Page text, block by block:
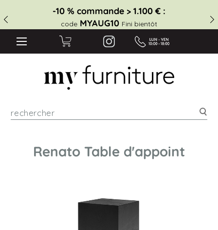
-10 % commande > 1.100 € :
code MYAUG10 Fini bientôt
Renato Table d'appoint